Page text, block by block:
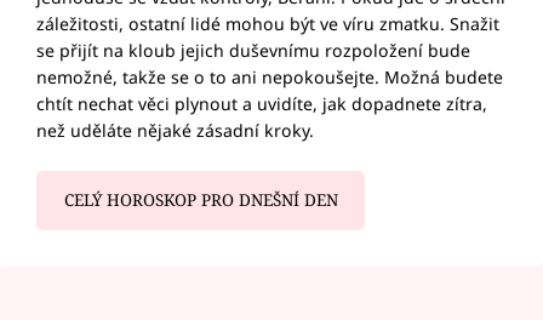
záležitosti, ostatní lidé mohou být ve víru zmatku. Snažit
se přijít na kloub jejich duševnímu rozpoložení bude
nemožné, takže se o to ani nepokoušejte. Možná budete
chtít nechat věci plynout a uvidíte, jak dopadnete zítra,
než uděláte nějaké zásadní kroky.
CELÝ HOROSKOP PRO DNEŠNÍ DEN